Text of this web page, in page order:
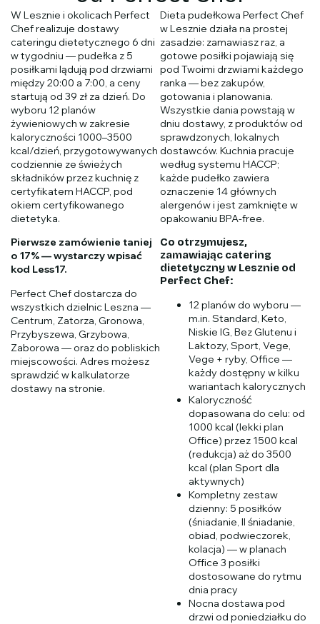
W Lesznie i okolicach Perfect
Chef realizuje dostawy
cateringu dietetycznego 6 dni
w tygodniu — pudełka z 5
posiłkami lądują pod drzwiami
między 20:00 a 7:00, a ceny
startują od 39 zł za dzień. Do
wyboru 12 planów
żywieniowych w zakresie
kaloryczności 1000–3500
kcal/dzień, przygotowywanych
codziennie ze świeżych
składników przez kuchnię z
certyfikatem HACCP, pod
okiem certyfikowanego
dietetyka.
Pierwsze zamówienie taniej
o 17% — wystarczy wpisać
kod Less17.
Perfect Chef dostarcza do
wszystkich dzielnic Leszna —
Centrum, Zatorza, Gronowa,
Przybyszewa, Grzybowa,
Zaborowa — oraz do pobliskich
miejscowości. Adres możesz
sprawdzić w kalkulatorze
dostawy na stronie.
Dieta pudełkowa Perfect Chef
w Lesznie działa na prostej
zasadzie: zamawiasz raz, a
gotowe posiłki pojawiają się
pod Twoimi drzwiami każdego
ranka — bez zakupów,
gotowania i planowania.
Wszystkie dania powstają w
dniu dostawy, z produktów od
sprawdzonych, lokalnych
dostawców. Kuchnia pracuje
według systemu HACCP;
każde pudełko zawiera
oznaczenie 14 głównych
alergenów i jest zamknięte w
opakowaniu BPA-free.
Co otrzymujesz,
zamawiając catering
dietetyczny w Lesznie od
Perfect Chef:
12 planów do wyboru —
m.in. Standard, Keto,
Niskie IG, Bez Glutenu i
Laktozy, Sport, Vege,
Vege + ryby, Office —
każdy dostępny w kilku
wariantach kalorycznych
Kaloryczność
dopasowana do celu: od
1000 kcal (lekki plan
Office) przez 1500 kcal
(redukcja) aż do 3500
kcal (plan Sport dla
aktywnych)
Kompletny zestaw
dzienny: 5 posiłków
(śniadanie, II śniadanie,
obiad, podwieczorek,
kolacja) — w planach
Office 3 posiłki
dostosowane do rytmu
dnia pracy
Nocna dostawa pod
drzwi od poniedziałku do